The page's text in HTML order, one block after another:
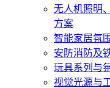
无人机照明
方案
智能家居氛
安防消防及
玩具系列与
视觉光源与